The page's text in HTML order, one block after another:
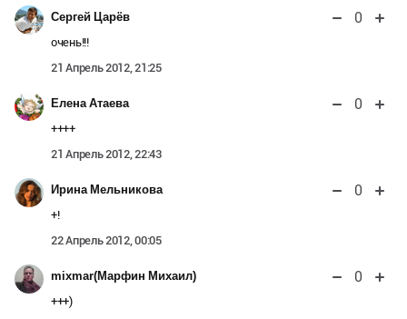
Сергей Царёв 0
очень!!!
21 Апрель 2012, 21:25
Елена Атаева 0
++++
21 Апрель 2012, 22:43
Ирина Мельникова 0
+!
22 Апрель 2012, 00:05
mixmar(Марфин Михаил) 0
+++)